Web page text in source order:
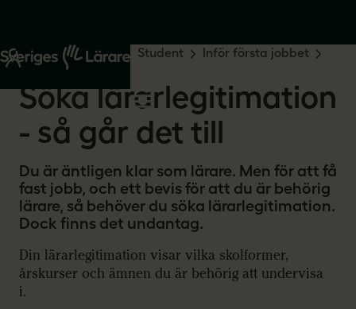
Start Din yrkesroll Student
Inför första jobbet
Söka lärarlegitimation
Söka lärarlegitimation
- så går det till
Du är äntligen klar som lärare. Men för att få
fast jobb, och ett bevis för att du är behörig
lärare, så behöver du söka lärarlegitimation.
Dock finns det undantag.
Din lärarlegitimation visar vilka skolformer,
årskurser och ämnen du är behörig att undervisa
i.